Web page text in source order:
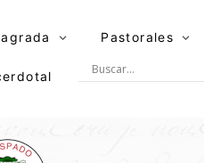
Pastorales